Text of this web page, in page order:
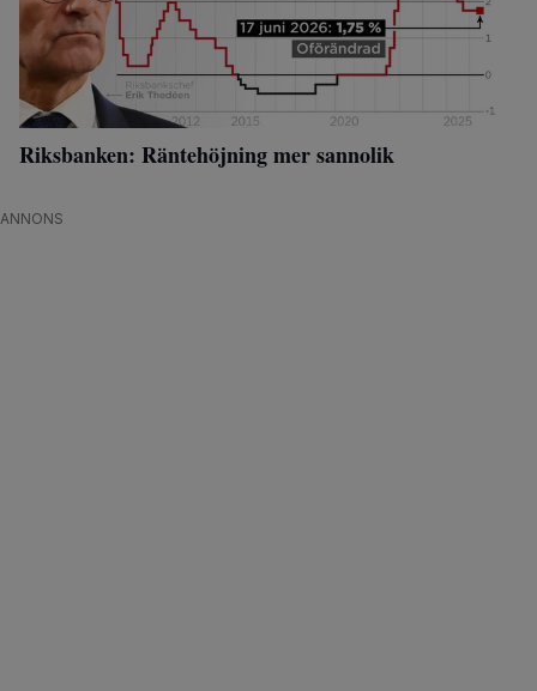
Riksbanken: Räntehöjning mer sannolik
ANNONS